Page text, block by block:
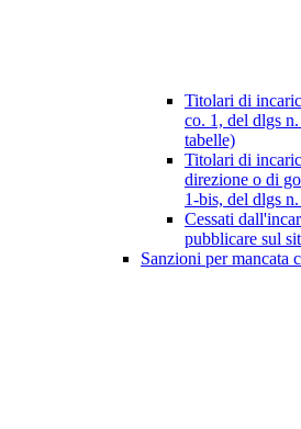
Titolari di
co. 1, del dlgs
tabelle)
Titolari di
direzione o di
1-bis, del dlgs
Cessati
pubblicare sul
Sanzioni per mancata